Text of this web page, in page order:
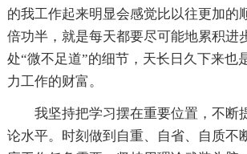
的我工作起来明显会感觉比以往更加的
倍功半，就是每天都要尽可能地累积进
处“微不足道”的细节，天长日久下来也
力工作的财富。
我坚持把学习摆在重要位置，不断
论水平。时刻做到自重、自省、自质不